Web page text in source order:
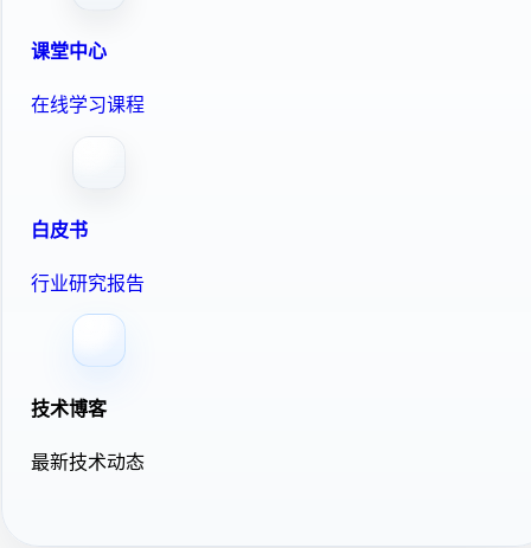
课堂中心
在线学习课程
白皮书
行业研究报告
技术博客
最新技术动态